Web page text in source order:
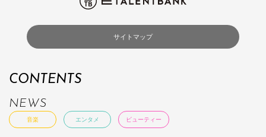
サイトマップ
CONTENTS
NEWS
音楽 エンタメ ビューティー